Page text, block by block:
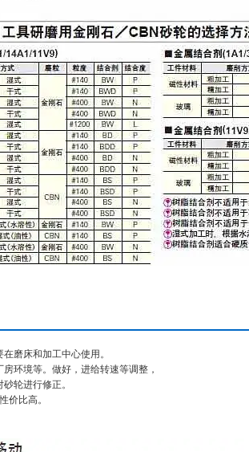
磨床和加工中心使用。
环境等。做好，进给转速等调整，
轮进行修正。
价比高。